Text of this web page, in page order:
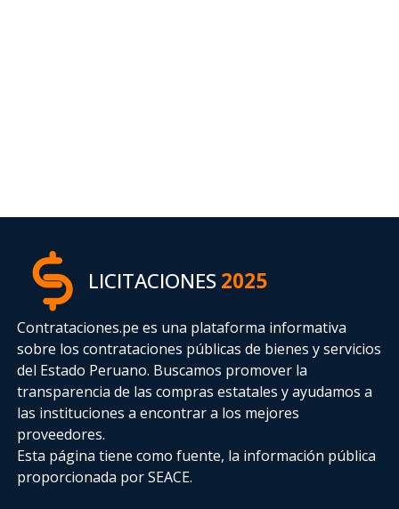
LICITACIONES2025
Contrataciones.pe es una plataforma informativa
sobre los contrataciones públicas de bienes y servicios
del Estado Peruano. Buscamos promover la
transparencia de las compras estatalesy ayudamos a
las instituciones a encontrar a los mejores
proveedores.
Esta página tiene como fuente, la información pública
proporcionada por SEACE.